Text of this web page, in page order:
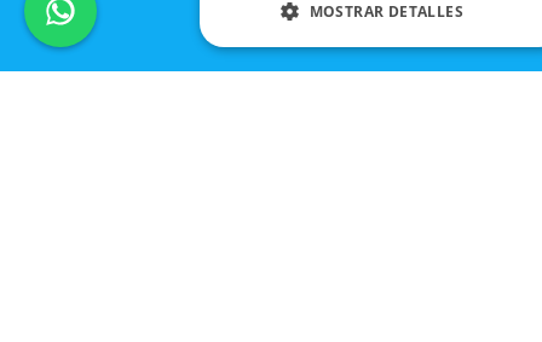
MOSTRAR DETALLES